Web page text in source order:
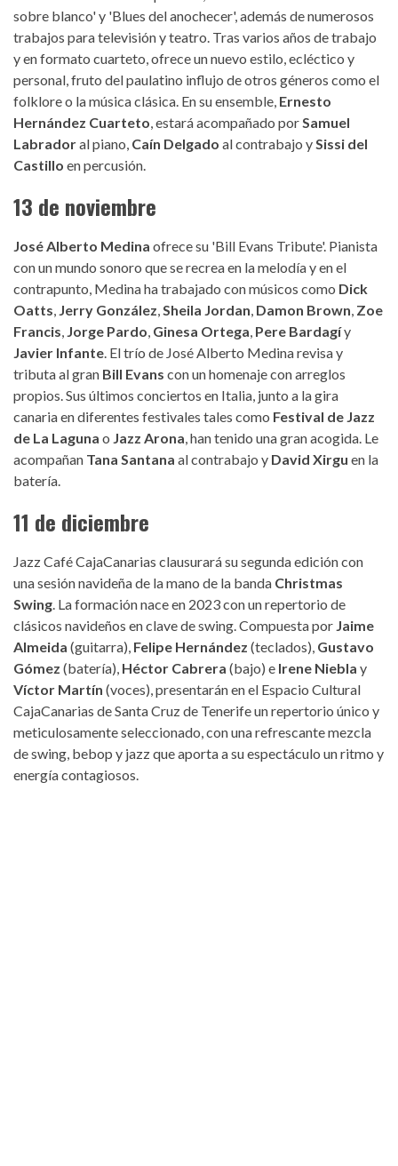
sobre blanco' y 'Blues del anochecer', además de numerosos
trabajos para televisión y teatro. Tras varios años de trabajo
y en formato cuarteto, ofrece un nuevo estilo, ecléctico y
personal, fruto del paulatino influjo de otros géneros como el
folklore o la música clásica. En su ensemble, Ernesto
Hernández Cuarteto, estará acompañado porSamuel
Labradoral piano, Caín Delgado al contrabajo ySissi del
Castillo en percusión.
13 de noviembre
José Alberto Medina ofrece su 'Bill Evans Tribute'. Pianista
con un mundo sonoro que se recrea en la melodía y en el
contrapunto, Medina ha trabajado con músicos como Dick
Oatts, Jerry González,Sheila Jordan, Damon Brown, Zoe
Francis, Jorge Pardo, Ginesa Ortega, Pere Bardagíy
Javier Infante. El trío de José Alberto Medina revisa y
tributa al gran Bill Evans con un homenaje con arreglos
propios. Sus últimos conciertos en Italia, junto a la gira
canaria en diferentes festivales tales como Festival de Jazz
de La Laguna o Jazz Arona, han tenido una gran acogida. Le
acompañan Tana Santana al contrabajo y David Xirgu en la
batería.
11 de diciembre
Jazz Café CajaCanarias clausurará su segunda edición con
una sesión navideña de la mano de la banda Christmas
Swing. La formación nace en 2023 con un repertorio de
clásicos navideños en clave de swing. Compuesta por Jaime
Almeida (guitarra), Felipe Hernández (teclados), Gustavo
Gómez (batería), Héctor Cabrera (bajo) e Irene Niebla y
Víctor Martín (voces), presentarán en el Espacio Cultural
CajaCanarias de Santa Cruz de Tenerife un repertorio único y
meticulosamente seleccionado, con una refrescante mezcla
de swing, bebop y jazz que aporta a su espectáculo un ritmo y
energía contagiosos.